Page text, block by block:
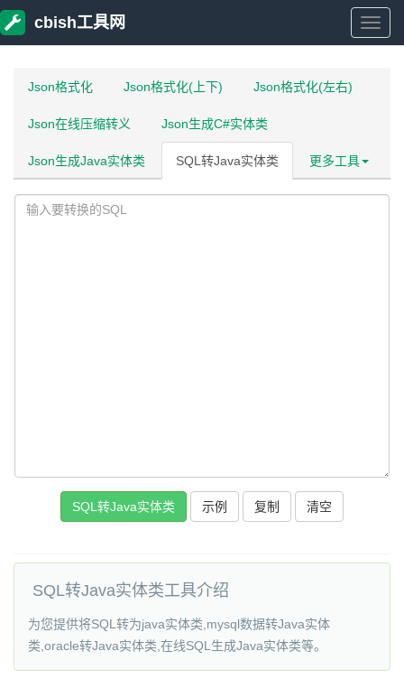
cbish
cbish工具网
Json格式化 Json格式化(上下) Json格式化(左右)
Json在线压缩转义 Json生成C#实体类
Json生成Java实体类 SQL转Java实体类 更多工具
SQL转Java实体类 示例 复制 清空
SQL转Java实体类工具介绍
为您提供将SQL转为java实体类,mysql数据转Java实体
类,oracle转Java实体类,在线SQL生成Java实体类等。